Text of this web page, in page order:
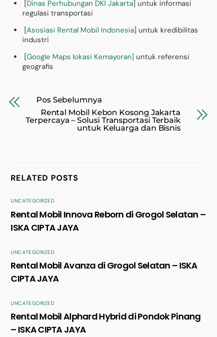
[Dinas Perhubungan DKI Jakarta] untuk informasi
regulasi transportasi
[Asosiasi Rental Mobil Indonesia] untuk kredibilitas
industri
[Google Maps lokasi Kemayoran] untuk referensi
geografis
Pos Sebelumnya
Rental Mobil Kebon Kosong Jakarta
Terpercaya – Solusi Transportasi Terbaik
untuk Keluarga dan Bisnis
RELATED POSTS
UNCATEGORIZED
Rental Mobil Innova Reborn di Grogol Selatan –
ISKA CIPTA JAYA
UNCATEGORIZED
Rental Mobil Avanza di Grogol Selatan – ISKA
CIPTA JAYA
UNCATEGORIZED
Rental Mobil Alphard Hybrid di Pondok Pinang
– ISKA CIPTA JAYA